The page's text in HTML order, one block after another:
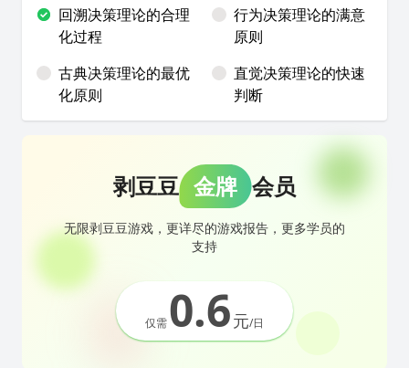
回溯决策理论的合理
化过程
行为决策理论的满意
原则
古典决策理论的最优
化原则
直觉决策理论的快速
判断
剥豆豆 金牌 会员
无限剥豆豆游戏，更详尽的游戏报告，更多学员的
支持
仅需0.6元/日